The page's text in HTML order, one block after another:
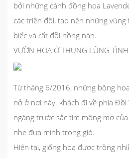
bởi những cánh đồng hoa
các triền đồi, tạo nên những
biếc và rất đỗi nồng nàn.
VƯỜN HOA Ở THUNG LŨNG TÌNH
Từ tháng 6/2016, những bông
nở ở nơi này. khách đi về phía Đồi
ngàng trước sắc tím mộng mơ
nhẹ đưa mình trong gió.
Hiện tại, giống hoa được trồng